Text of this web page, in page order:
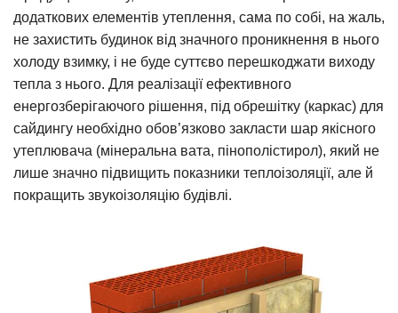
додаткових елементів утеплення, сама по собі, на жаль,
не захистить будинок від значного проникнення в нього
холоду взимку, і не буде суттєво перешкоджати виходу
тепла з нього. Для реалізації ефективного
енергозберігаючого рішення, під обрешітку (каркас) для
сайдингу необхідно обов’язково закласти шар якісного
утеплювача (мінеральна вата, пінополістирол), який не
лише значно підвищить показники теплоізоляції, але й
покращить звукоізоляцію будівлі.